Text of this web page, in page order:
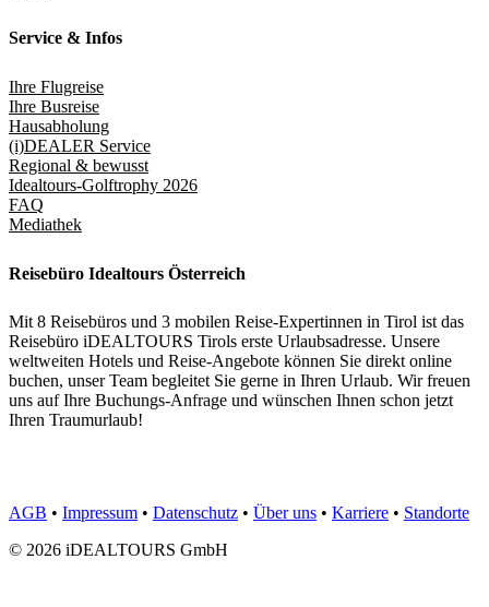
Service & Infos
Ihre Flugreise
Ihre Busreise
Hausabholung
(i)DEALER Service
Regional & bewusst
Idealtours-Golftrophy 2026
FAQ
Mediathek
Reisebüro Idealtours Österreich
Mit 8 Reisebüros und 3 mobilen Reise-Expertinnen in Tirol ist das
Reisebüro iDEALTOURS Tirols erste Urlaubsadresse. Unsere
weltweiten Hotels und Reise-Angebote können Sie direkt online
buchen, unser Team begleitet Sie gerne in Ihren Urlaub. Wir freuen
uns auf Ihre Buchungs-Anfrage und wünschen Ihnen schon jetzt
Ihren Traumurlaub!
AGB • Impressum • Datenschutz • Über uns • Karriere • Standorte
© 2026 iDEALTOURS GmbH